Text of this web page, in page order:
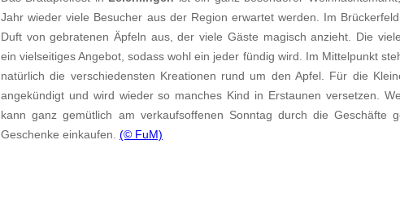
Jahr wieder viele Besucher aus der Region erwartet werden. Im
Duft von gebratenen Äpfeln aus, der viele Gäste magisch anzieht. Die
ein vielseitiges Angebot, sodass wohl ein jeder fündig wird. Im Mittelpunkt
natürlich die verschiedensten Kreationen rund um den Apfel. Für die
angekündigt und wird wieder so manches Kind in Erstaunen versetzen.
kann ganz gemütlich am verkaufsoffenen Sonntag durch die Geschäfte
Geschenke einkaufen. (© FuM)